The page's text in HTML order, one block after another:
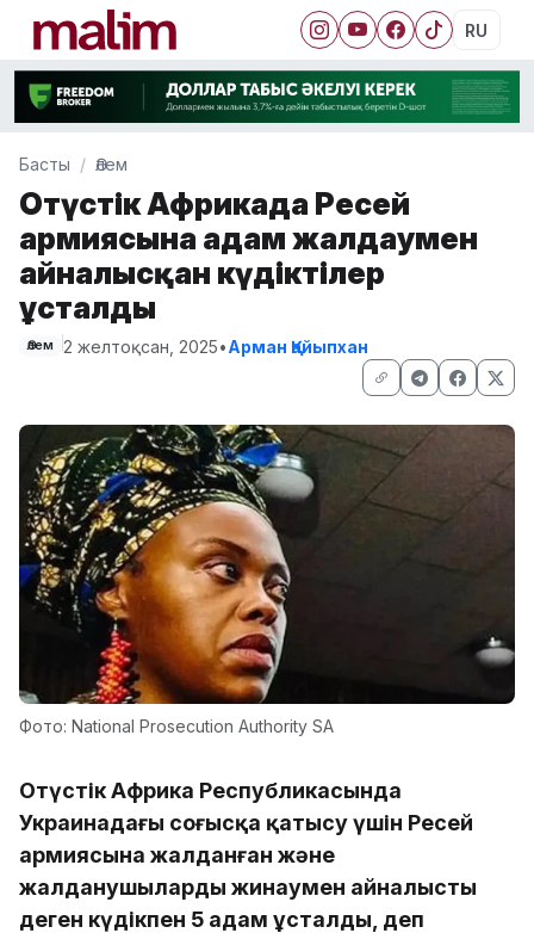
RU
Басты Әлем
Оңтүстік Африкада Ресей
армиясына адам жалдаумен
айналысқан күдіктілер
ұсталды
Әлем 2 желтоқсан, 2025•Арман Қайыпхан
Фото: National Prosecution Authority SA
Оңтүстік Африка Республикасында
Украинадағы соғысқа қатысу үшін Ресей
армиясына жалданған және
жалданушыларды жинаумен айналысты
деген күдікпен 5 адам ұсталды, деп